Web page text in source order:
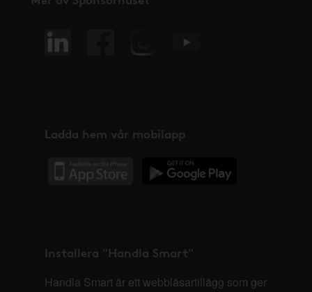
Ladda hem vår mobilapp
Installera "Handla Smart"
Handla Smart är ett webbläsartillägg som ger